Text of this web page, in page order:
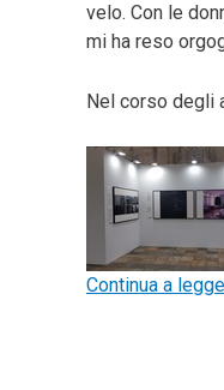
velo. Con le
mi ha reso
Nel corso degli
Continua a